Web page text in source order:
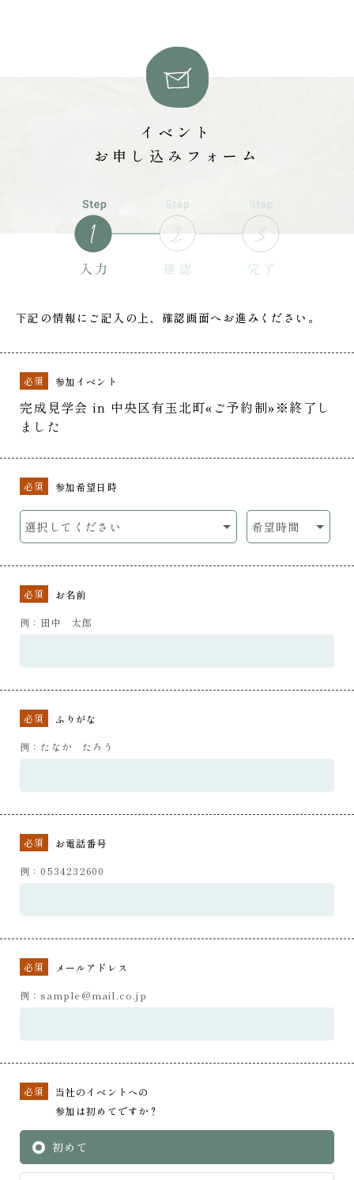
イベント
お申し込みフォーム
下記の情報にご記入の上、確認画面へお進みください。
必須 参加イベント
完成見学会 in 中央区有玉北町«ご予約制»※終了し
ました
必須 参加希望日時
必須 お名前
例：田中 太郎
必須 ふりがな
例：たなか たろう
必須 お電話番号
例：0534232600
必須 メールアドレス
例：sample@mail.co.jp
必須
当社のイベントへの
参加は初めてですか？
初めて